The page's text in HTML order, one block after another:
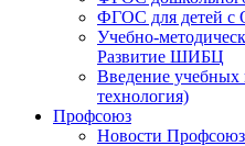
ФГОС для детей с
Учебно-
Развитие ШИБЦ
Введение
технология)
Профсоюз
Новости